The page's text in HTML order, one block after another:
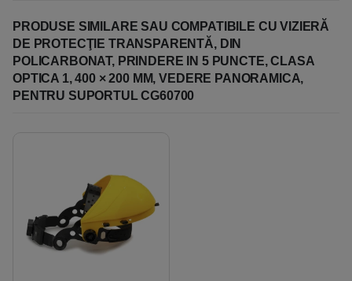
PRODUSE SIMILARE SAU COMPATIBILE CU VIZIERĂ
DE PROTECŢIE TRANSPARENTĂ, DIN
POLICARBONAT, PRINDERE IN 5 PUNCTE, CLASA
OPTICA 1, 400 × 200 MM, VEDERE PANORAMICA,
PENTRU SUPORTUL CG60700